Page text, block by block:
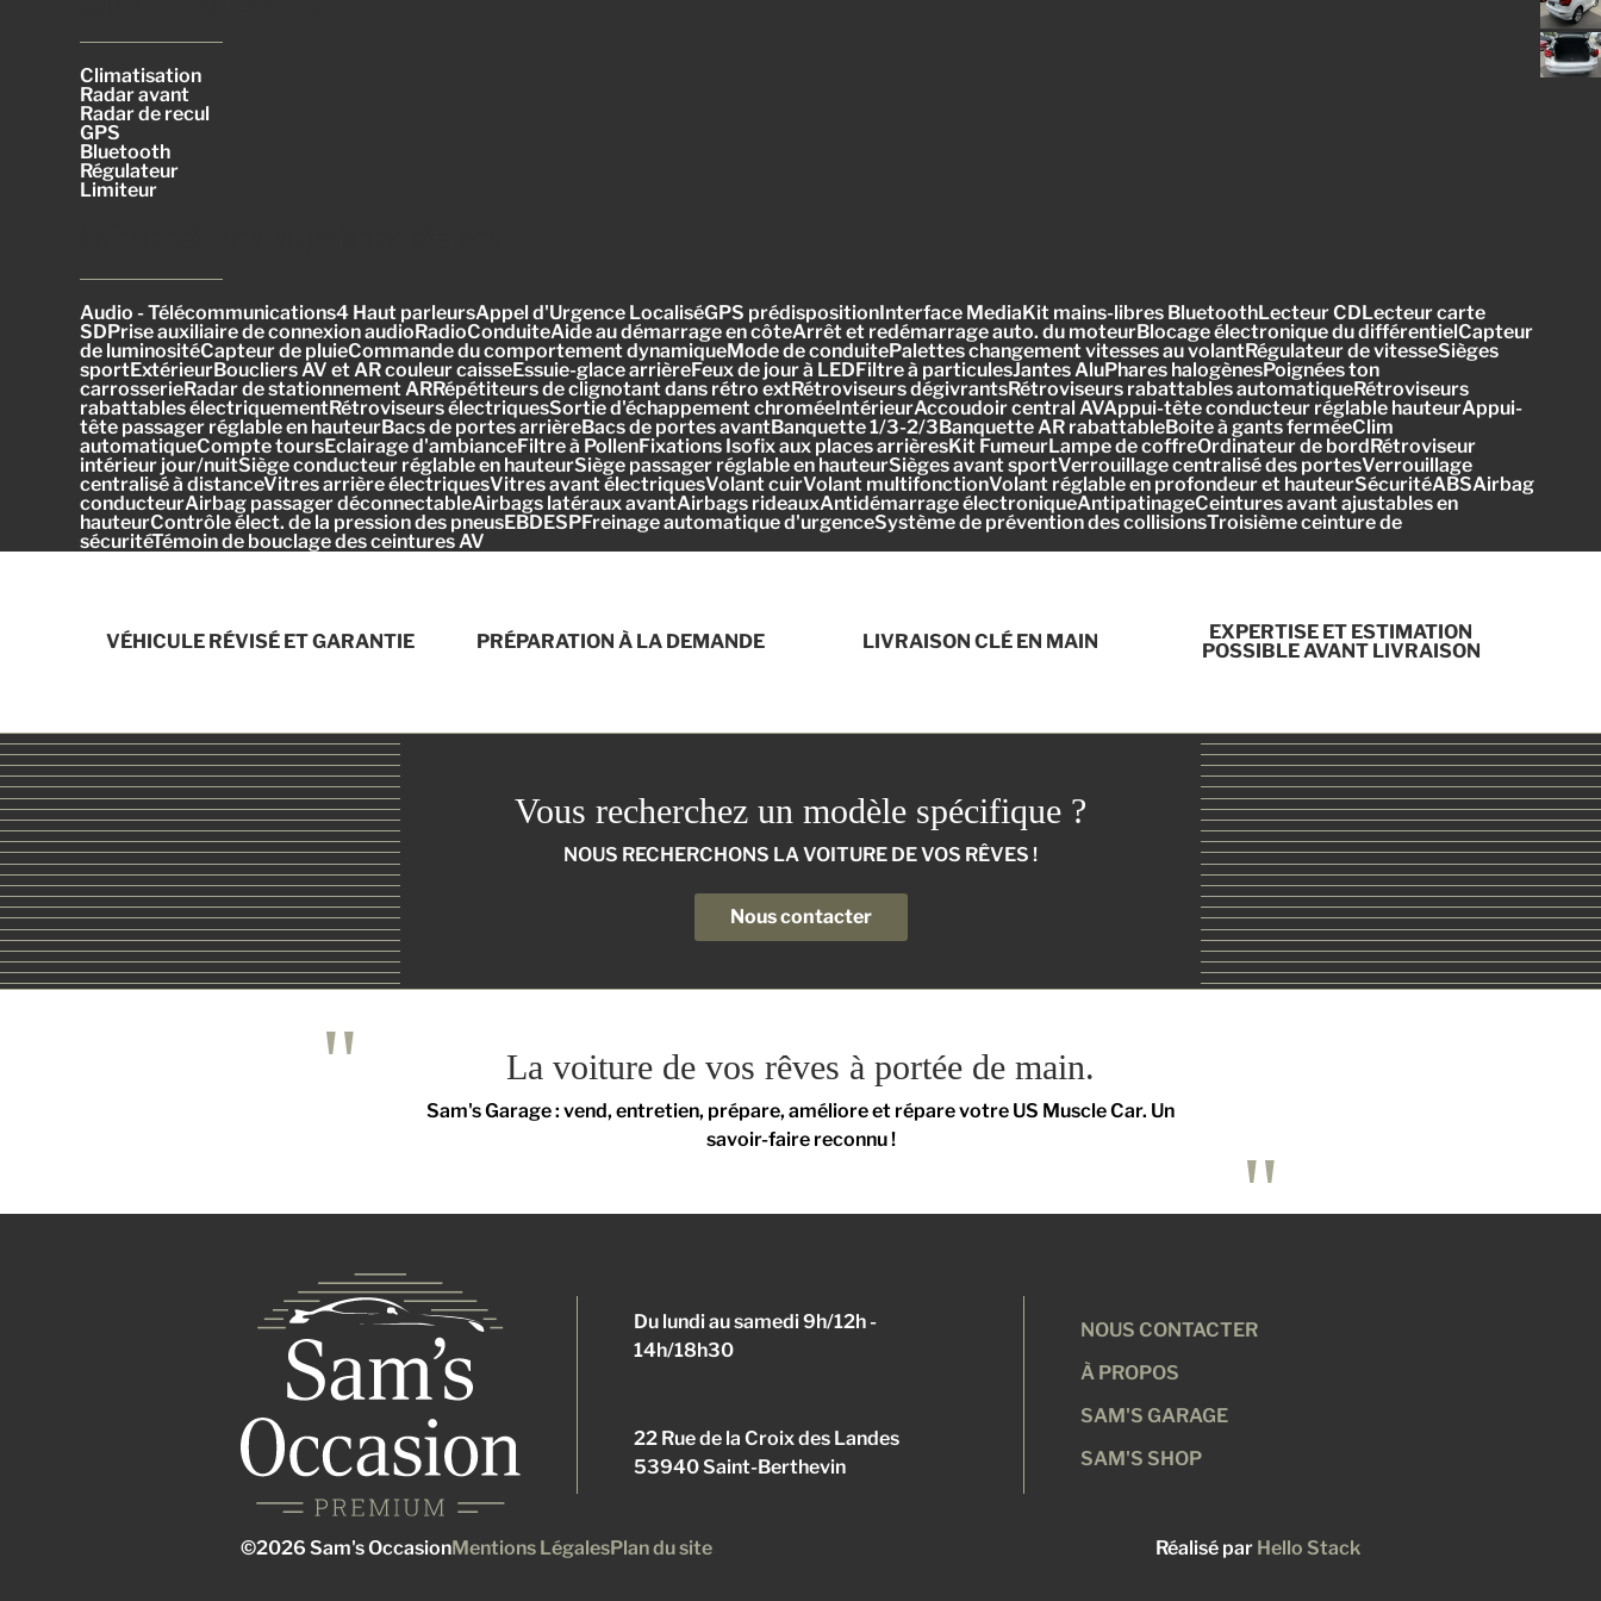
Climatisation
Radar avant
Radar de recul
GPS
Bluetooth
Régulateur
Limiteur
Audio - Télécommunications4 Haut parleursAppel d'Urgence LocaliséGPS prédispositionInterface MediaKit mains-libres BluetoothLecteur CDLecteur carte
SDPrise auxiliaire de connexion audioRadioConduiteAide au démarrage en côteArrêt et redémarrage auto. du moteurBlocage électronique du différentielCapteur
de luminositéCapteur de pluieCommande du comportement dynamiqueMode de conduitePalettes changement vitesses au volantRégulateur de vitesseSièges
sportExtérieurBoucliers AV et AR couleur caisseEssuie-glace arrièreFeux de jour à LEDFiltre à particulesJantes AluPhares halogènesPoignées ton
carrosserieRadar de stationnement ARRépétiteurs de clignotant dans rétro extRétroviseurs dégivrantsRétroviseurs rabattables automatiqueRétroviseurs
rabattables électriquementRétroviseurs électriquesSortie d'échappement chroméeIntérieurAccoudoir central AVAppui-tête conducteur réglable hauteurAppui-
tête passager réglable en hauteurBacs de portes arrièreBacs de portes avantBanquette 1/3-2/3Banquette AR rabattableBoite à gants ferméeClim
automatiqueCompte toursEclairage d'ambianceFiltre à PollenFixations Isofix aux places arrièresKit FumeurLampe de coffreOrdinateur de bordRétroviseur
intérieur jour/nuitSiège conducteur réglable en hauteurSiège passager réglable en hauteurSièges avant sportVerrouillage centralisé des portesVerrouillage
centralisé à distanceVitres arrière électriquesVitres avant électriquesVolant cuirVolant multifonctionVolant réglable en profondeur et hauteurSécuritéABSAirbag
conducteurAirbag passager déconnectableAirbags latéraux avantAirbags rideauxAntidémarrage électroniqueAntipatinageCeintures avant ajustables en
hauteurContrôle élect. de la pression des pneusEBDESPFreinage automatique d'urgenceSystème de prévention des collisionsTroisième ceinture de
sécuritéTémoin de bouclage des ceintures AV
VÉHICULE RÉVISÉ ET GARANTIE PRÉPARATION À LA DEMANDE LIVRAISON CLÉ EN MAIN
EXPERTISE ET ESTIMATION
POSSIBLE AVANT LIVRAISON
Vous recherchez un modèle spécifique ?
NOUS RECHERCHONS LA VOITURE DE VOS RÊVES !
Nous contacter
La voiture de vos rêves à portée de main.
Sam's Garage : vend, entretien, prépare, améliore et répare votre US Muscle Car. Un
savoir-faire reconnu !
Du lundi au samedi 9h/12h -
14h/18h30
22 Rue de la Croix des Landes
53940 Saint-Berthevin
NOUS CONTACTER
À PROPOS
SAM'S GARAGE
SAM'S SHOP
©2026 Sam's OccasionMentions LégalesPlan du site Réalisé par Hello Stack